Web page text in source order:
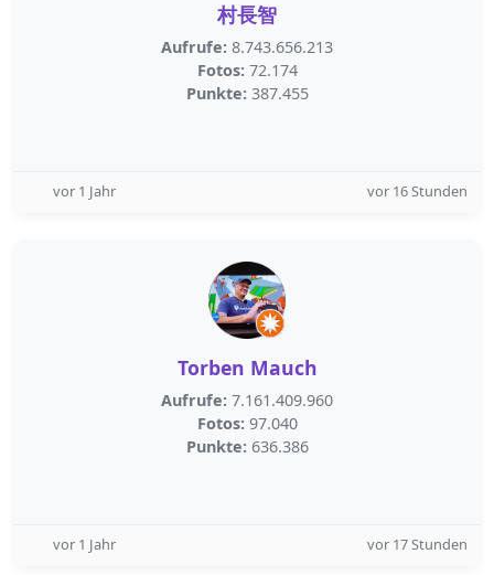
村長智
Aufrufe: 8.743.656.213
Fotos: 72.174
Punkte: 387.455
vor 1 Jahr vor 16 Stunden
Torben Mauch
Aufrufe: 7.161.409.960
Fotos: 97.040
Punkte: 636.386
vor 1 Jahr vor 17 Stunden